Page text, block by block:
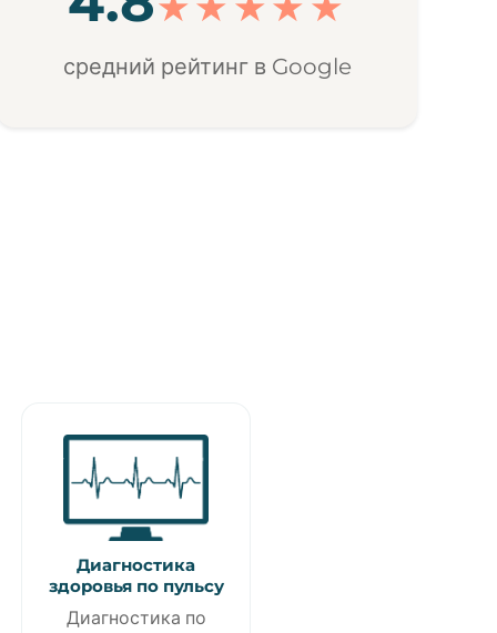
★★★★★
средний рейтинг в Google
Диагностика
здоровья по пульсу
Диагностика по